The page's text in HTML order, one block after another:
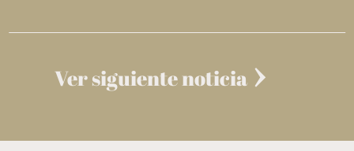
Ver siguiente noticia